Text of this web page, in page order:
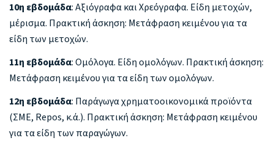
10η εβδομάδα: Αξιόγραφα και Χρεόγραφα. Είδη μετοχών,
μέρισμα. Πρακτική άσκηση: Μετάφραση κειμένου για τα
είδη των μετοχών.
11η εβδομάδα: Ομόλογα. Είδη ομολόγων. Πρακτική άσκηση:
Μετάφραση κειμένου για τα είδη των ομολόγων.
12η εβδομάδα: Παράγωγα χρηματοοικονομικά προϊόντα
(ΣΜΕ, Repos, κ.ά.). Πρακτική άσκηση: Μετάφραση κειμένου
για τα είδη των παραγώγων.